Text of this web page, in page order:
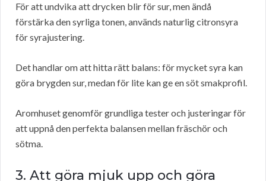
För att undvika att drycken blir för sur, men ändå
förstärka den syrliga tonen, används naturlig citronsyra
för syrajustering.
Det handlar om att hitta rätt balans: för mycket syra kan
göra brygden sur, medan för lite kan ge en söt smakprofil.
Aromhuset genomför grundliga tester och justeringar för
att uppnå den perfekta balansen mellan fräschör och
sötma.
3. Att göra mjuk upp och göra